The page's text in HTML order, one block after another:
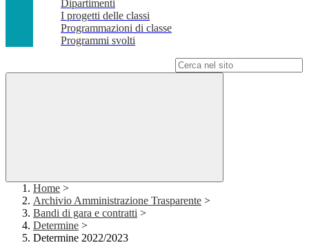
Dipartimenti
I progetti delle classi
Programmazioni di classe
Programmi svolti
Home >
Archivio Amministrazione Trasparente >
Bandi di gara e contratti >
Determine >
Determine 2022/2023